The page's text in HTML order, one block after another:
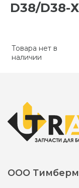
D38/D38-Х
Товара нет в
наличии
ООО